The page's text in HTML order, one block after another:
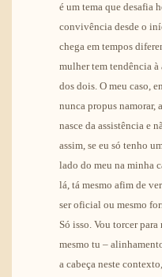
é um tema que desafia
convivência desde o
chega em tempos
mulher tem tendência
dos dois. O meu caso,
nunca propus namorar,
nasce da assistência e
assim, se eu só tenho
lado do meu na minha
lá, tá mesmo afim de
ser oficial ou mesmo
Só isso. Vou torcer
mesmo tu –
a cabeça neste